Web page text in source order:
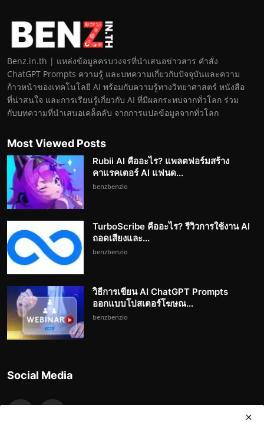
Benz.in.th | แหล่งข้อมูลครบวงจรที่นำเสนอข่าวสาร คำสั่ง
ChatGPT Prompts ความรู้ และบทความเกี่ยวกับปัจจุบันและความ
ก้าวหน้าของเทคโนโลยี AI พร้อมกับความรู้ทางวิทยาศาสตร์ หนังสือ
ที่น่าสนใจ และการเรียนรู้เกี่ยวกับ AI ที่มีผลกระทบจากทั่วโลก ร่วม
กับบทความที่นำเสนอเคล็ดลับ จากการแปลข้อมูลจากทั่วโลก
Most Viewed Posts
Rubii AI คืออะไร? แพลตฟอร์มสร้าง
คาแรคเตอร์ AI แฟนด...
benzbenzio
TurboScribe คืออะไร? รีวิวการใช้งาน AI
ถอดเสียงและ...
benzbenzio
วิธีการเขียน AI ChatGPT Prompts
ออกแบบโปสเตอร์โฆษณ...
benzbenzio
Social Media